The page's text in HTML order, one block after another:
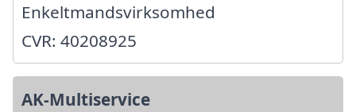
Enkeltmandsvirksomhed
CVR: 40208925
AK-Multiservice